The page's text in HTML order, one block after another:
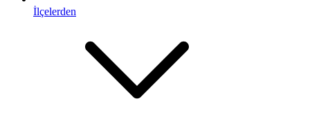
İlçelerden